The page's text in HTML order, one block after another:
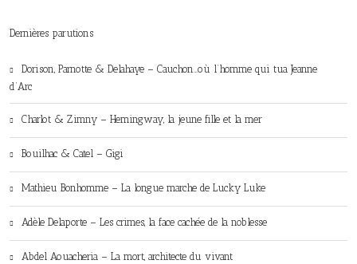
Dernières parutions
Dorison, Parnotte & Delahaye – Cauchon…où l’homme qui tua Jeanne
d’Arc
Charlot & Zimny – Hemingway, la jeune fille et la mer
Bouilhac & Catel – Gigi
Mathieu Bonhomme – La longue marche de Lucky Luke
Adèle Delaporte – Les crimes, la face cachée de la noblesse
Abdel Aouacheria – La mort, architecte du vivant